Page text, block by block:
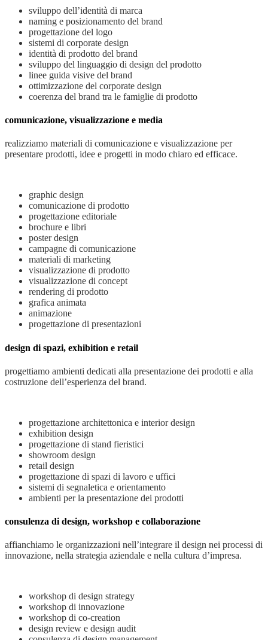
sviluppo dell’identità di marca
naming e posizionamento del brand
progettazione del logo
sistemi di corporate design
identità di prodotto del brand
sviluppo del linguaggio di design del prodotto
linee guida visive del brand
ottimizzazione del corporate design
coerenza del brand tra le famiglie di prodotto
comunicazione, visualizzazione e media
realizziamo materiali di comunicazione e visualizzazione per
presentare prodotti, idee e progetti in modo chiaro ed efficace.
graphic design
comunicazione di prodotto
progettazione editoriale
brochure e libri
poster design
campagne di comunicazione
materiali di marketing
visualizzazione di prodotto
visualizzazione di concept
rendering di prodotto
grafica animata
animazione
progettazione di presentazioni
design di spazi, exhibition e retail
progettiamo ambienti dedicati alla presentazione dei prodotti e alla
costruzione dell’esperienza del brand.
progettazione architettonica e interior design
exhibition design
progettazione di stand fieristici
showroom design
retail design
progettazione di spazi di lavoro e uffici
sistemi di segnaletica e orientamento
ambienti per la presentazione dei prodotti
consulenza di design, workshop e collaborazione
affianchiamo le organizzazioni nell’integrare il design nei processi di
innovazione, nella strategia aziendale e nella cultura d’impresa.
workshop di design strategy
workshop di innovazione
workshop di co-creation
design review e design audit